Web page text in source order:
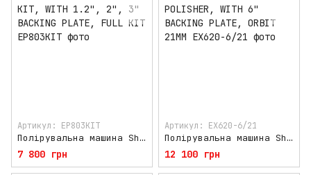
Артикул: EP803KIT
Полірувальна машина ShineMate SPOT POLISHER KIT, WITH 1.2", 2", 3" BACKING PLATE, FULL KIT
7 800 грн
Артикул: EX620-6/21
Полірувальна машина ShineMate ORBITAL POLISHER, WITH 6" BACKING PLATE, ORBIT 21MM
12 100 грн